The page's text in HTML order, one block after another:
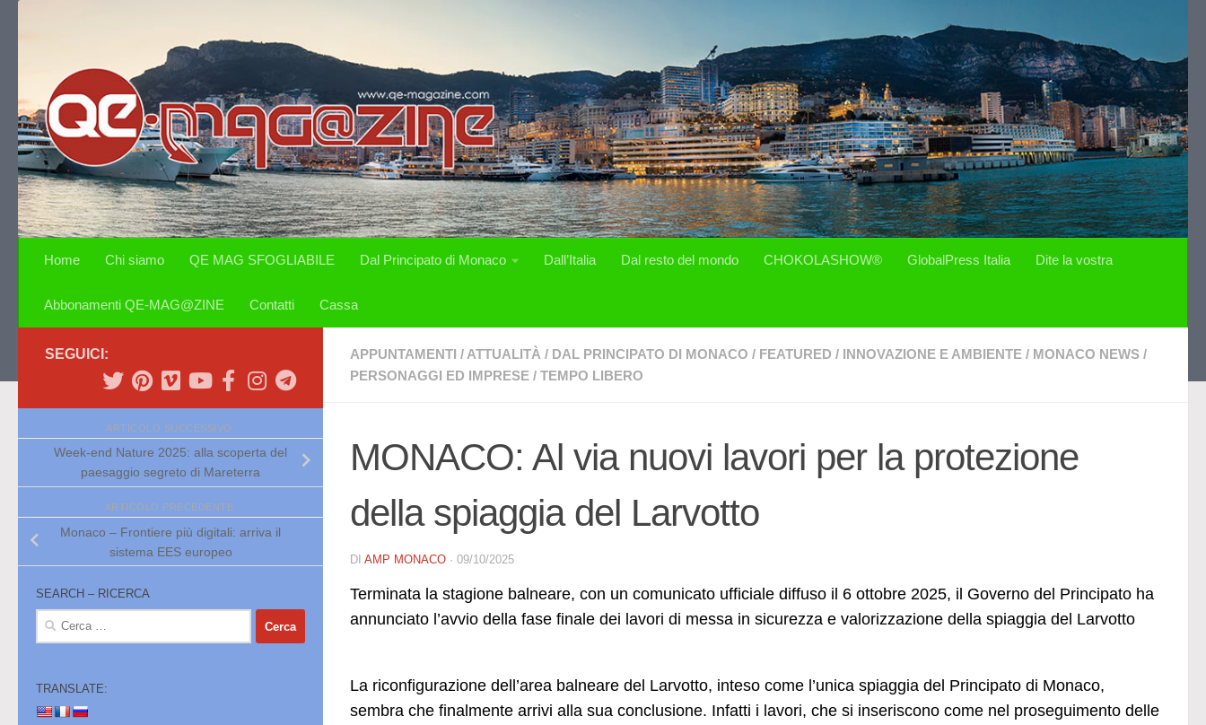
Home Chi siamo QE MAG SFOGLIABILE Dal Principato di Monaco Dall’Italia Dal resto del mondo CHOKOLASHOW® GlobalPress Italia Dite la vostra
Abbonamenti QE-MAG@ZINE Contatti Cassa
APPUNTAMENTI / ATTUALITÀ / DAL PRINCIPATO DI MONACO / FEATURED / INNOVAZIONE E AMBIENTE / MONACO NEWS /
PERSONAGGI ED IMPRESE / TEMPO LIBERO
MONACO: Al via nuovi lavori per la protezione
della spiaggia del Larvotto
DI AMP MONACO · 09/10/2025
Terminata la stagione balneare, con un comunicato ufficiale diffuso il 6 ottobre 2025, il Governo del Principato ha
annunciato l’avvio della fase finale dei lavori di messa in sicurezza e valorizzazione della spiaggia del Larvotto
La riconfigurazione dell’area balneare del Larvotto, inteso come l’unica spiaggia del Principato di Monaco,
sembra che finalmente arrivi alla sua conclusione. Infatti i lavori, che si inseriscono come nel proseguimento delle
SEGUICI:
ARTICOLO SUCCESSIVO
Week-end Nature 2025: alla scoperta del
paesaggio segreto di Mareterra
ARTICOLO PRECEDENTE
Monaco – Frontiere più digitali: arriva il
sistema EES europeo
SEARCH – RICERCA
Ricerca
TRANSLATE: